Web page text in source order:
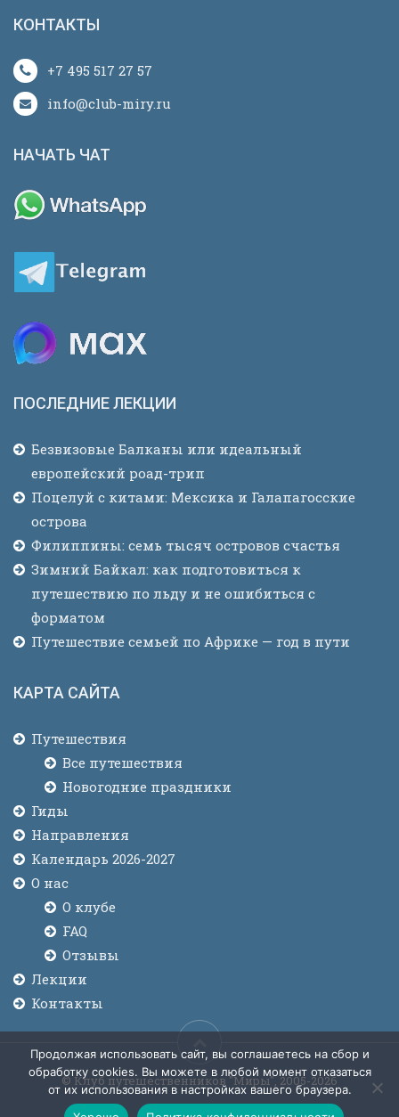
КОНТАКТЫ
+7 495 517 27 57
info@club-miry.ru
НАЧАТЬ ЧАТ
ПОСЛЕДНИЕ ЛЕКЦИИ
Безвизовые Балканы или идеальный
европейский роад-трип
Поцелуй с китами: Мексика и Галапагосские
острова
Филиппины: семь тысяч островов счастья
Зимний Байкал: как подготовиться к
путешествию по льду и не ошибиться с
форматом
Путешествие семьей по Африке — год в пути
КАРТА САЙТА
Путешествия
Все путешествия
Новогодние праздники
Гиды
Направления
Календарь 2026-2027
О нас
О клубе
FAQ
Отзывы
Лекции
Контакты
© Клуб путешественников "Миры", 2005-2026
Продолжая использовать сайт, вы соглашаетесь на сбор и
обработку cookies. Вы можете в любой момент отказаться
от их использования в настройках вашего браузера.